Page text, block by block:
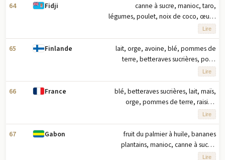
64 Fidji
canne à sucre, manioc, taro,
légumes, poulet, noix de coco, œufs,
gingembre, lait, patates douces
(2023) note : dix principaux produits
agricoles selon le tonnage
Lire
65 Finlande
lait, orge, avoine, blé, pommes de
terre, betteraves sucrières, porc,
poulet, pois, seigle (2023) note : dix
principaux produits agricoles basés
sur le tonnage
Lire
66 France
blé, betteraves sucrières, lait, maïs,
orge, pommes de terre, raisins,
colza, porc, graines de tournesol
(2023) note : dix principaux produits
agricoles basés sur le tonnage
Lire
67 Gabon
fruit du palmier à huile, bananes
plantains, manioc, canne à sucre,
ignames, taro, légumes, maïs,
Lire